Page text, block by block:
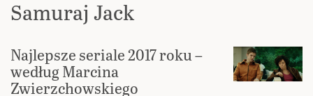
Samuraj Jack
Najlepsze seriale 2017 roku –
według Marcina
Zwierzchowskiego